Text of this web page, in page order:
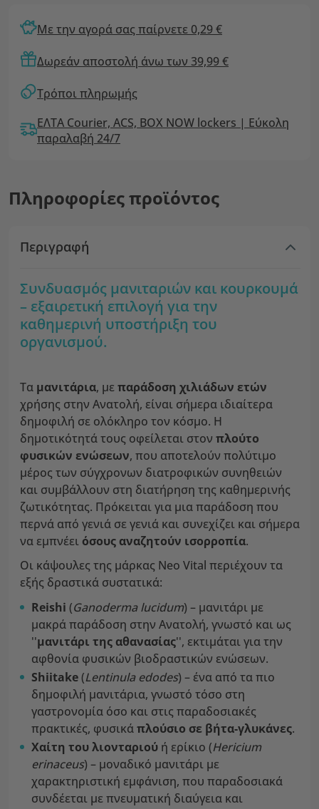
Με την αγορά σας παίρνετε 0,29 €
Δωρεάν αποστολή άνω των 39,99 €
Τρόποι πληρωμής
ΕΛΤΑ Courier, ACS, BOX NOW lockers | Εύκολη
παραλαβή 24/7
Πληροφορίες προϊόντος
Περιγραφή
Συνδυασμός μανιταριών και κουρκουμά
– εξαιρετική επιλογή για την
καθημερινή υποστήριξη του
οργανισμού.
Τα μανιτάρια, μεπαράδοση χιλιάδων ετών
χρήσης στην Ανατολή, είναι σήμερα ιδιαίτερα
δημοφιλή σε ολόκληρο τον κόσμο. Η
δημοτικότητά τους οφείλεται στον πλούτο
φυσικών ενώσεων, που αποτελούν πολύτιμο
μέρος των σύγχρονων διατροφικών συνηθειών
και συμβάλλουν στη διατήρηση της καθημερινής
ζωτικότητας. Πρόκειται για μια παράδοση που
περνά από γενιά σε γενιά και συνεχίζει και σήμερα
να εμπνέει όσους αναζητούν ισορροπία.
Οι κάψουλες της μάρκας Neo Vital περιέχουν τα
εξής δραστικά συστατικά:
Reishi (Ganoderma lucidum) – μανιτάρι με
μακρά παράδοση στην Ανατολή, γνωστό και ως
''μανιτάρι της αθανασίας'', εκτιμάται για την
αφθονία φυσικών βιοδραστικών ενώσεων.
Shiitake(Lentinula edodes) – ένα από τα πιο
δημοφιλή μανιτάρια, γνωστό τόσο στη
γαστρονομία όσο και στις παραδοσιακές
πρακτικές, φυσικάπλούσιο σε βήτα-γλυκάνες.
Χαίτη του λιονταριού ή ερίκιο (Hericium
erinaceus) – μοναδικό μανιτάρι με
χαρακτηριστική εμφάνιση, που παραδοσιακά
συνδέεται με πνευματική διαύγεια και